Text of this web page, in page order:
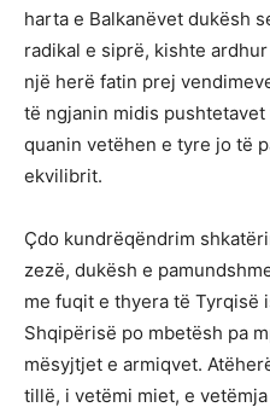
harta e Balkanëvet dukësh
radikal e siprë, kishte
një herë fatin prej
të ngjanin midis
quanin vetëhen e tyre jo të
ekvilibrit.
Çdo kundrëqëndrim
zezë, dukësh e
me fuqit e thyera të Tyrqisë
Shqipërisë po mbetësh pa
mësyjtjet e armiqvet.
tillë, i vetëmi miet, e